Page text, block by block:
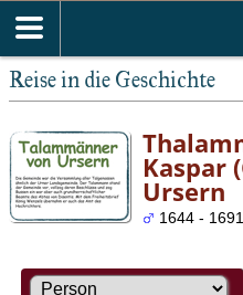
Reise in die Geschichte
Kaspar
Ursern
1644 -